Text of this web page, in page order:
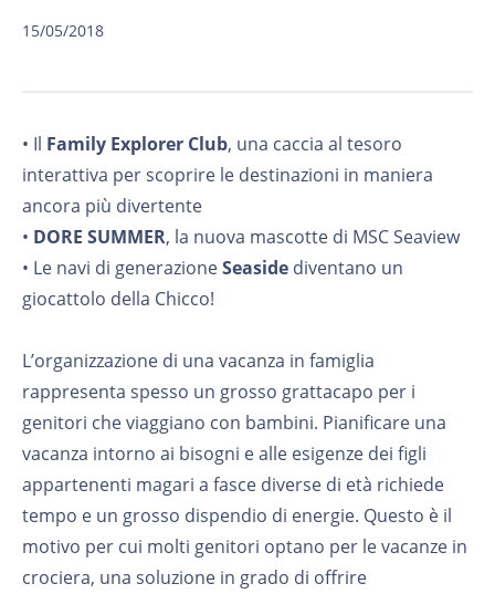
15/05/2018
• Il Family Explorer Club, una caccia al tesoro
interattiva per scoprire le destinazioni in maniera
ancora più divertente
• DORE SUMMER, la nuova mascotte di MSC Seaview
• Le navi di generazioneSeaside diventano un
giocattolo della Chicco!
L’organizzazione di una vacanza in famiglia
rappresenta spesso un grosso grattacapo per i
genitori che viaggiano con bambini. Pianificare una
vacanza intorno ai bisogni e alle esigenze dei figli
appartenenti magari a fasce diverse di età richiede
tempo e un grosso dispendio di energie. Questo è il
motivo per cui molti genitori optano per le vacanze in
crociera, una soluzione in grado di offrire